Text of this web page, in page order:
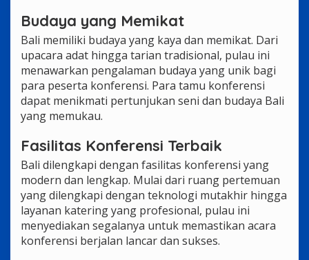
Budaya yang Memikat
Bali memiliki budaya yang kaya dan memikat. Dari
upacara adat hingga tarian tradisional, pulau ini
menawarkan pengalaman budaya yang unik bagi
para peserta konferensi. Para tamu konferensi
dapat menikmati pertunjukan seni dan budaya Bali
yang memukau.
Fasilitas Konferensi Terbaik
Bali dilengkapi dengan fasilitas konferensi yang
modern dan lengkap. Mulai dari ruang pertemuan
yang dilengkapi dengan teknologi mutakhir hingga
layanan katering yang profesional, pulau ini
menyediakan segalanya untuk memastikan acara
konferensi berjalan lancar dan sukses.